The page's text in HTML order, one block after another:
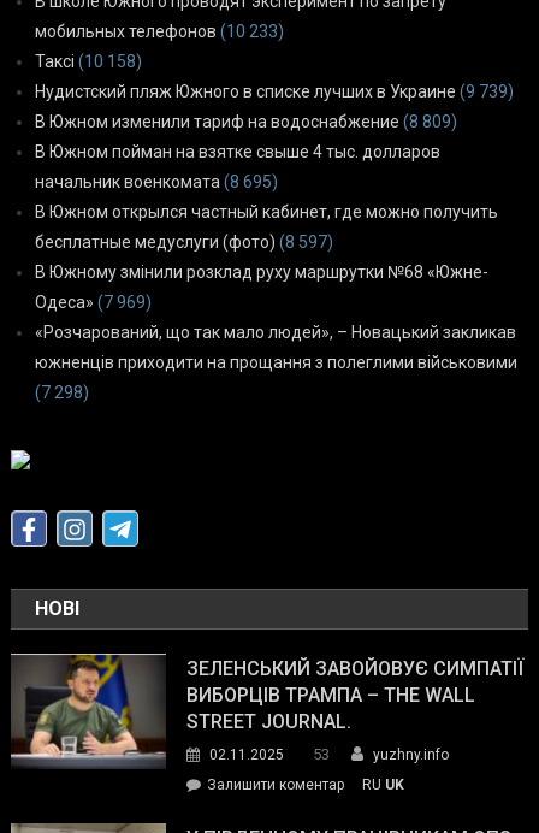
мобильных телефонов (10 233)
Таксі (10 158)
Нудистский пляж Южного в списке лучших в Украине (9 739)
В Южном изменили тариф на водоснабжение (8 809)
В Южном пойман на взятке свыше 4 тыс. долларов
начальник военкомата (8 695)
В Южном открылся частный кабинет, где можно получить
бесплатные медуслуги (фото) (8 597)
В Южному змінили розклад руху маршрутки №68 «Южне-
Одеса» (7 969)
«Розчарований, що так мало людей», – Новацький закликав
южненців приходити на прощання з полеглими військовими
(7 298)
НОВІ
ЗЕЛЕНСЬКИЙ ЗАВОЙОВУЄ СИМПАТІЇ
ВИБОРЦІВ ТРАМПА – THE WALL
STREET JOURNAL.
02.11.2025 53
yuzhny.info
Залишити коментарon
RU UK